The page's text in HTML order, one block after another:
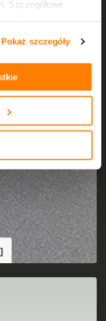
Szczegółowe
znajdziesz w
Pokaż szczegóły